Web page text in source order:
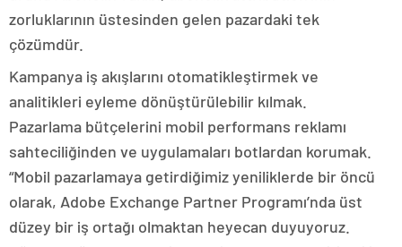
zorluklarının üstesinden gelen pazardaki tek
çözümdür.
Kampanya iş akışlarını otomatikleştirmek ve
analitikleri eyleme dönüştürülebilir kılmak.
Pazarlama bütçelerini mobil performans reklamı
sahteciliğinden ve uygulamaları botlardan korumak.
“Mobil pazarlamaya getirdiğimiz yeniliklerde bir öncü
olarak, Adobe Exchange Partner Programı’nda üst
düzey bir iş ortağı olmaktan heyecan duyuyoruz.